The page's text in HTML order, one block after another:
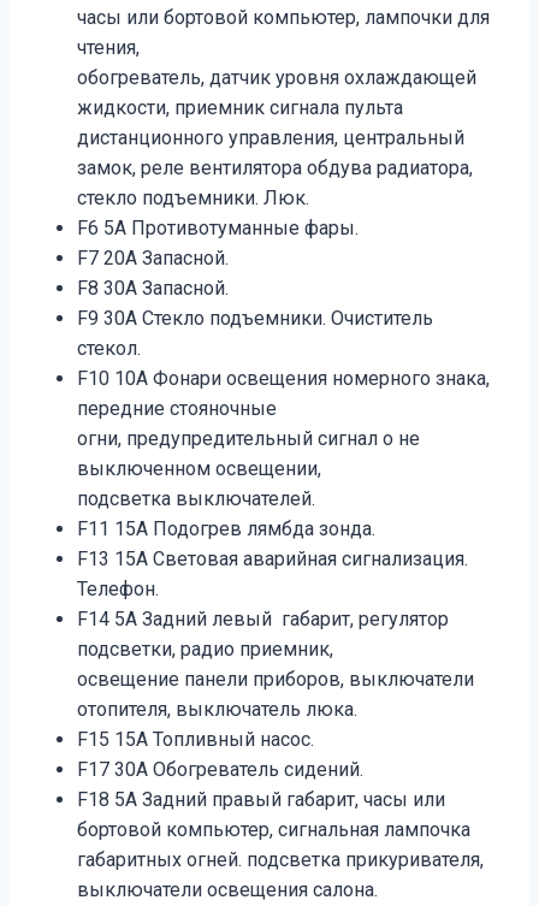
часы или бортовой компьютер, лампочки для
чтения,
обогреватель, датчик уровня охлаждающей
жидкости, приемник сигнала пульта
дистанционного управления, центральный
замок, реле вентилятора обдува радиатора,
стекло подъемники. Люк.
F6 5A Противотуманные фары.
F7 20A Запасной.
F8 30A Запасной.
F9 30A Стекло подъемники. Очиститель
стекол.
F10 10A Фонари освещения номерного знака,
передние стояночные
огни, предупредительный сигнал о не
выключенном освещении,
подсветка выключателей.
F11 15A Подогрев лямбда зонда.
F13 15A Световая аварийная сигнализация.
Телефон.
F14 5A Задний левый габарит, регулятор
подсветки, радио приемник,
освещение панели приборов, выключатели
отопителя, выключатель люка.
F15 15A Топливный насос.
F17 30A Обогреватель сидений.
F18 5A Задний правый габарит, часы или
бортовой компьютер, сигнальная лампочка
габаритных огней. подсветка прикуривателя,
выключатели освещения салона.